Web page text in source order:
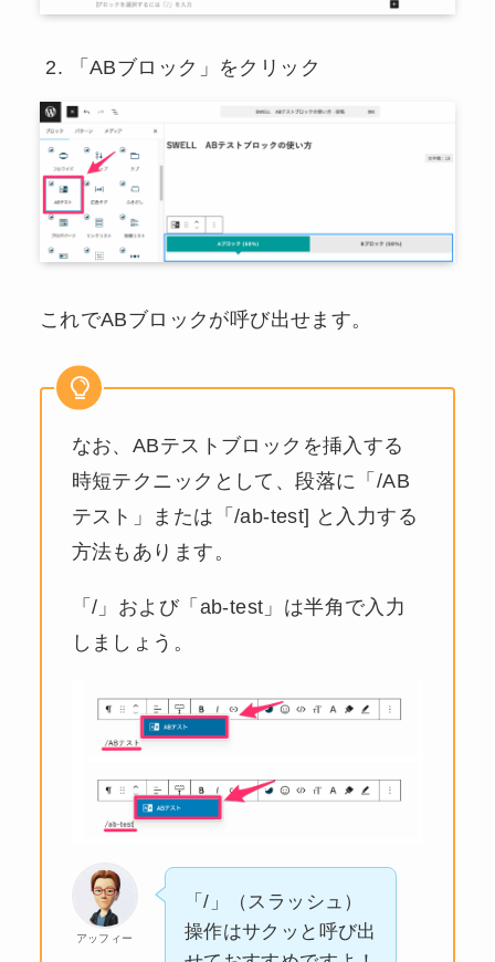
「ABブロック」をクリック
これでABブロックが呼び出せます。
なお、ABテストブロックを挿入する
時短テクニックとして、段落に「/AB
テスト」または「/ab-test] と入力する
方法もあります。
「/」および「ab-test」は半角で入力
しましょう。
アッフィー
「/」（スラッシュ）
操作はサクッと呼び出